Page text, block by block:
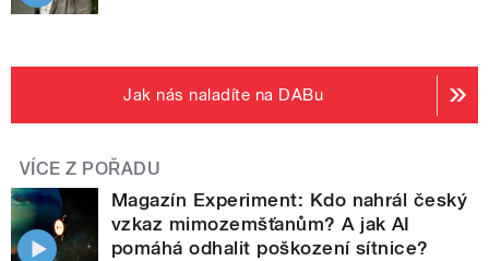
Jak nás naladíte na DABu
VÍCE Z POŘADU
Magazín Experiment: Kdo nahrál český
vzkaz mimozemšťanům? A jak AI
pomáhá odhalit poškození sítnice?